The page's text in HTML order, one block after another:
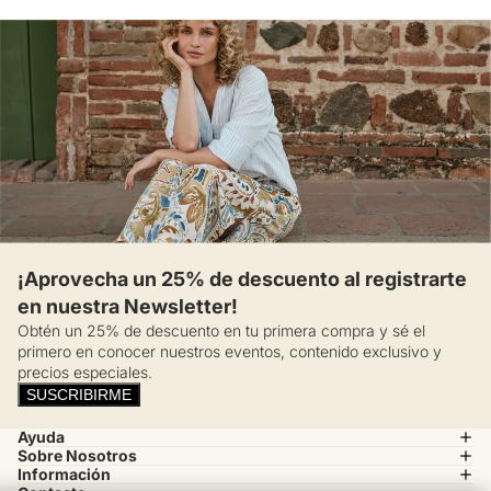
¡Aprovecha un 25% de descuento al registrarte
en nuestra Newsletter!
Obtén un 25% de descuento en tu primera compra y sé el
primero en conocer nuestros eventos, contenido exclusivo y
precios especiales.
SUSCRIBIRME
Ayuda
Sobre Nosotros
Información